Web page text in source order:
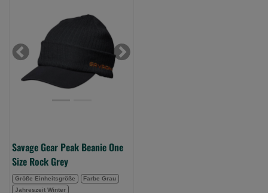
Beanie
One
Rock
Previous Next
Savage Gear Peak Beanie One
Size Rock Grey
Größe Einheitsgröße
Farbe Grau
Jahreszeit Winter